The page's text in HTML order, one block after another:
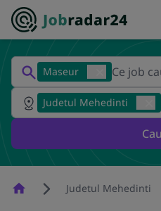
Maseur
Judetul Mehedinti
HomepageJudetul Mehedinti